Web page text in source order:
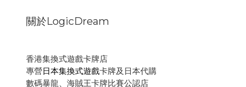
關於LogicDream
香港集換式遊戲卡牌店
專營日本集換式遊戲卡牌及日本代購
數碼暴龍、海賊王卡牌比賽公認店